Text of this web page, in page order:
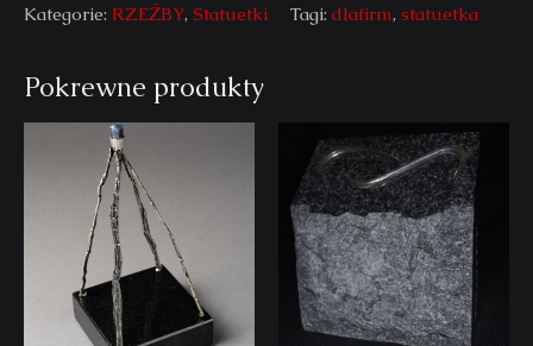
Kategorie: RZEŹBY, Statuetki Tagi: dlafirm, statuetka
Pokrewne produkty